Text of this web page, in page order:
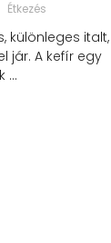
Étkezés
különleges italt,
jár. A kefír egy
…